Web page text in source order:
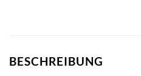
BESCHREIBUNG